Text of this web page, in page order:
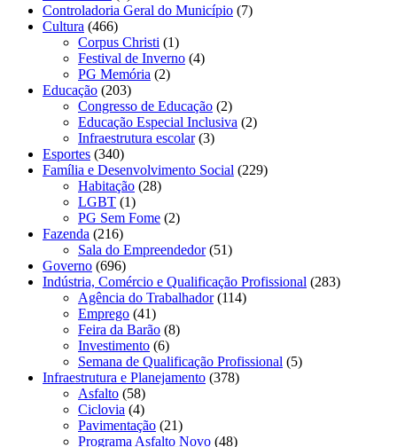
Controladoria Geral do Município (7)
Cultura (466)
Corpus Christi (1)
Festival de Inverno (4)
PG Memória (2)
Educação (203)
Congresso de Educação (2)
Educação Especial Inclusiva (2)
Infraestrutura escolar(3)
Esportes (340)
Família e Desenvolvimento Social (229)
Habitação (28)
LGBT (1)
PG Sem Fome (2)
Fazenda (216)
Sala do Empreendedor(51)
Governo (696)
Indústria, Comércio e Qualificação Profissional (283)
Agência do Trabalhador(114)
Emprego (41)
Feira da Barão (8)
Investimento (6)
Semana de Qualificação Profissional (5)
Infraestrutura e Planejamento (378)
Asfalto (58)
Ciclovia (4)
Pavimentação (21)
Programa Asfalto Novo (48)